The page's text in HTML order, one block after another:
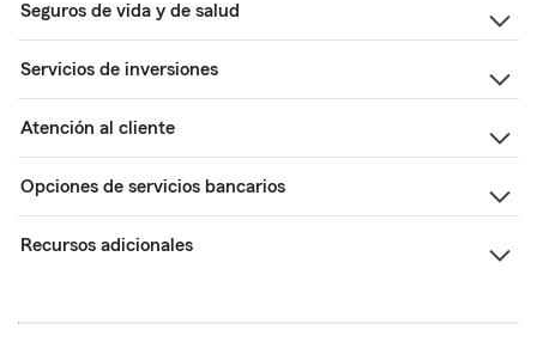
Seguros de vida y de salud
Servicios de inversiones
Atención al cliente
Opciones de servicios bancarios
Recursos adicionales